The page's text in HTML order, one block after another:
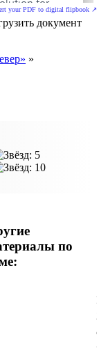
your PDF to digital flipbook ↗
документ
»
по